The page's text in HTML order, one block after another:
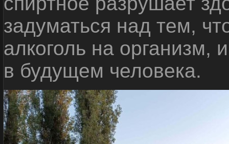
задуматься над тем,
алкоголь на организм,
в будущем человека.